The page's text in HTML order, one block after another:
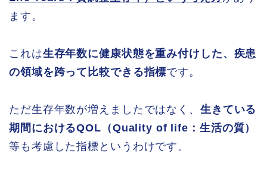
ます。
これは生存年数に健康状態を重み付けした、疾患
の領域を跨って比較できる指標です。
ただ生存年数が増えましたではなく、 生きている
期間におけるQOL（Quality of life：生活の質）
等も考慮した指標というわけです。